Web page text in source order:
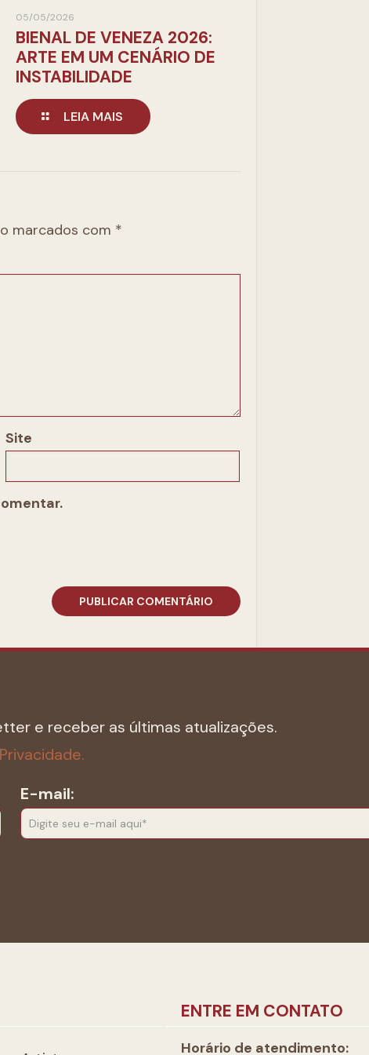
05/05/2026
BIENAL DE VENEZA 2026:
ARTE EM UM CENÁRIO DE
INSTABILIDADE
LEIA MAIS
marcados com *
Site
e receber as últimas atualizações.
E-mail:
ENTRE EM CONTATO
Horário de atendimento: